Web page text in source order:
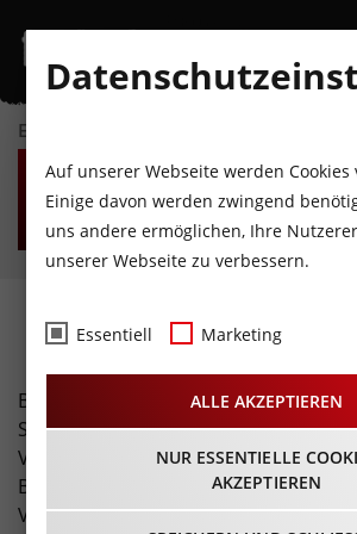
EVENTKALENDER
FR
7
AUGUST
SA
8
AUGUST
SO
9
AUGUST
MO
Fotos
Buchen Sie unser spezielles Freizeit-
Sie erhalten eine professionelle
Veranstaltung (inklusive Übergabe
Bilder und Bildrechte). Zusätzlich
Veranstaltung über unsere Seite eine
Auf unserer Webseite werden Cookies
Einige davon werden zwingend
uns andere ermöglichen, Ihre
unserer Webseite zu verbessern.
Essentiell Marketing
ALLE AKZEPTIEREN
NUR ESSENTIELLE
AKZEPTIEREN